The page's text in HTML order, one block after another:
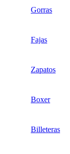
Gorras
Fajas
Zapatos
Boxer
Billeteras